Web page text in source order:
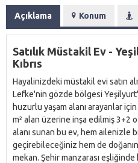
Açıklama Konum
Satılık Müstakil Ev -
Kıbrıs
Hayalinizdeki müstakil evi satın
Lefke'nin gözde bölgesi
huzurlu yaşam alanı arayanlar
m² alan üzerine inşa edilmiş 3+2
alanı sunan bu ev, hem ailenizle
geçirebileceğiniz hem de
mekan. Şehir manzarası